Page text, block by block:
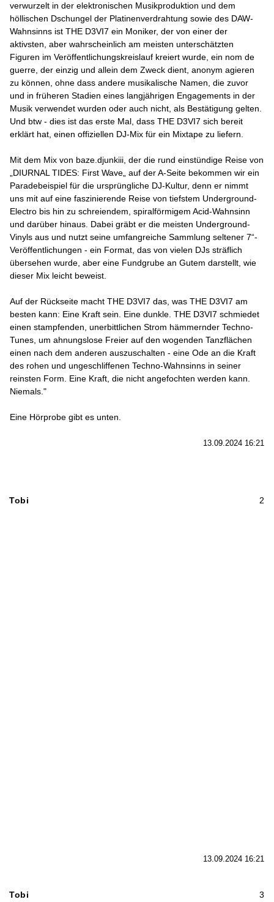
verwurzelt in der elektronischen Musikproduktion und dem
höllischen Dschungel der Platinenverdrahtung sowie des DAW-
Wahnsinns ist THE D3VI7 ein Moniker, der von einer der
aktivsten, aber wahrscheinlich am meisten unterschätzten
Figuren im Veröffentlichungskreislauf kreiert wurde, ein nom de
guerre, der einzig und allein dem Zweck dient, anonym agieren
zu können, ohne dass andere musikalische Namen, die zuvor
und in früheren Stadien eines langjährigen Engagements in der
Musik verwendet wurden oder auch nicht, als Bestätigung gelten.
Und btw - dies ist das erste Mal, dass THE D3VI7 sich bereit
erklärt hat, einen offiziellen DJ-Mix für ein Mixtape zu liefern.
Mit dem Mix von baze.djunkiii, der die rund einstündige Reise von
„DIURNAL TIDES: First Wave„ auf der A-Seite bekommen wir ein
Paradebeispiel für die ursprüngliche DJ-Kultur, denn er nimmt
uns mit auf eine faszinierende Reise von tiefstem Underground-
Electro bis hin zu schreiendem, spiralförmigem Acid-Wahnsinn
und darüber hinaus. Dabei gräbt er die meisten Underground-
Vinyls aus und nutzt seine umfangreiche Sammlung seltener 7“-
Veröffentlichungen - ein Format, das von vielen DJs sträflich
übersehen wurde, aber eine Fundgrube an Gutem darstellt, wie
dieser Mix leicht beweist.
Auf der Rückseite macht THE D3VI7 das, was THE D3VI7 am
besten kann: Eine Kraft sein. Eine dunkle. THE D3VI7 schmiedet
einen stampfenden, unerbittlichen Strom hämmernder Techno-
Tunes, um ahnungslose Freier auf den wogenden Tanzflächen
einen nach dem anderen auszuschalten - eine Ode an die Kraft
des rohen und ungeschliffenen Techno-Wahnsinns in seiner
reinsten Form. Eine Kraft, die nicht angefochten werden kann.
Niemals."
Eine Hörprobe gibt es unten.
13.09.2024 16:21
2
Tobi
13.09.2024 16:21
3
Tobi